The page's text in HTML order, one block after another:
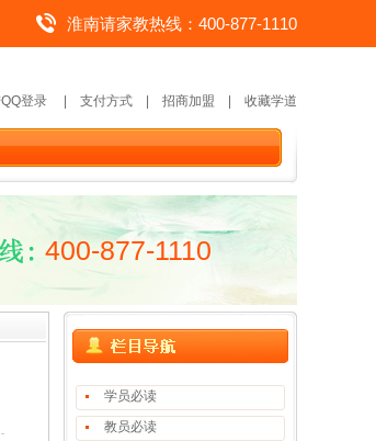
淮南请家教热线：400-877-1110
QQ登录 支付方式 招商加盟 收藏学道
400-877-1110
学员必读
教员必读